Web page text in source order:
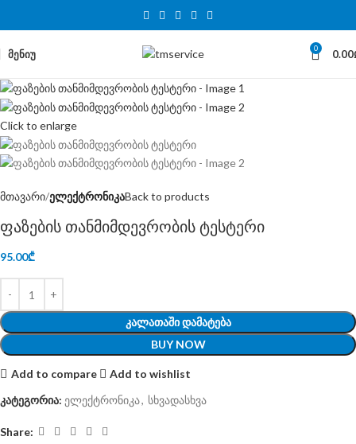
ᲛᲔᲜᲘᲣ 0 0.00
Click to enlarge
მთავარი ელექტრონიკაBack to products
ფაზების თანმიმდევრობის ტესტერი
95.00₾
ᲙᲐᲚᲐᲗᲐᲨᲘ ᲓᲐᲛᲐᲢᲔᲑᲐ
BUY NOW
Add to compare
Add to wishlist
კატეგორია: ელექტრონიკა, სხვადასხვა
Share: